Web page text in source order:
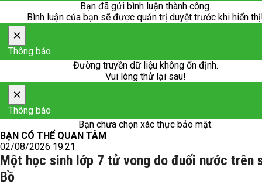
Bạn đã gửi bình luận thành công.
Bình luận của bạn sẽ được quản trị duyệt trước khi hiển
×
Thông báo
Đường truyền dữ liệu không ổn định.
Vui lòng thử lại sau!
×
Thông báo
Bạn chưa chọn xác thực bảo mật.
BẠN CÓ THỂ QUAN TÂM
02/08/2026 19:21
Một học sinh lớp 7 tử vong do đuối nước trên
Bồ